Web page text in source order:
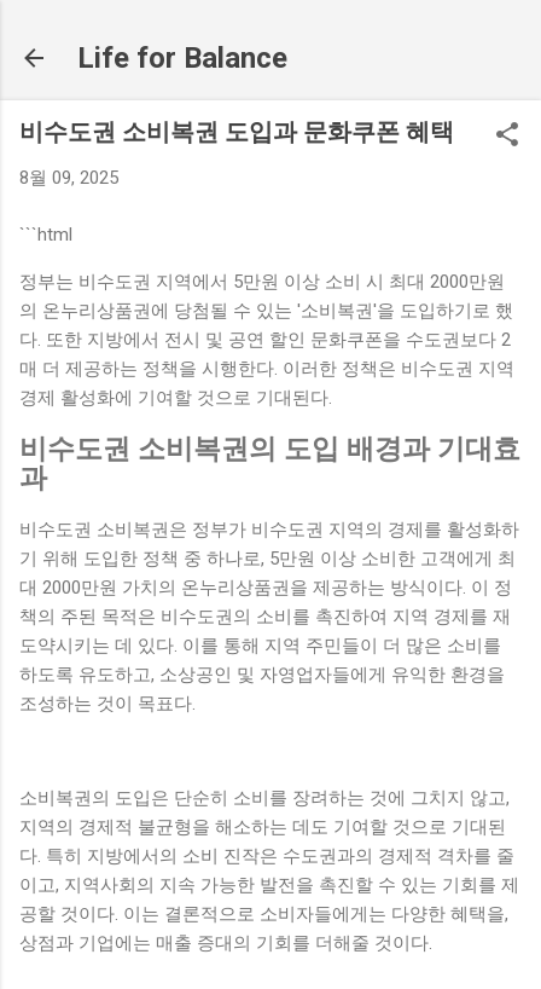
Life for Balance
비수도권 소비복권 도입과 문화쿠폰 혜택
8월 09, 2025
```html
정부는 비수도권 지역에서 5만원 이상 소비 시 최대 2000만원
의 온누리상품권에 당첨될 수 있는 '소비복권'을 도입하기로 했
다. 또한 지방에서 전시 및 공연 할인 문화쿠폰을 수도권보다 2
매 더 제공하는 정책을 시행한다. 이러한 정책은 비수도권 지역
경제 활성화에 기여할 것으로 기대된다.
비수도권 소비복권의 도입 배경과 기대효
과
비수도권 소비복권은 정부가 비수도권 지역의 경제를 활성화하
기 위해 도입한 정책 중 하나로, 5만원 이상 소비한 고객에게 최
대 2000만원 가치의 온누리상품권을 제공하는 방식이다. 이 정
책의 주된 목적은 비수도권의 소비를 촉진하여 지역 경제를 재
도약시키는 데 있다. 이를 통해 지역 주민들이 더 많은 소비를
하도록 유도하고, 소상공인 및 자영업자들에게 유익한 환경을
조성하는 것이 목표다.
소비복권의 도입은 단순히 소비를 장려하는 것에 그치지 않고,
지역의 경제적 불균형을 해소하는 데도 기여할 것으로 기대된
다. 특히 지방에서의 소비 진작은 수도권과의 경제적 격차를 줄
이고, 지역사회의 지속 가능한 발전을 촉진할 수 있는 기회를 제
공할 것이다. 이는 결론적으로 소비자들에게는 다양한 혜택을,
상점과 기업에는 매출 증대의 기회를 더해줄 것이다.